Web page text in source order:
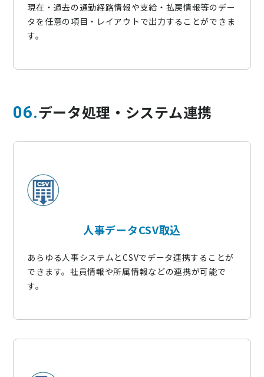
現在・過去の通勤経路情報や支給・払戻情報等のデー
タを任意の項目・レイアウトで出力することができま
す。
06 データ処理・システム連携
人事データCSV取込
あらゆる人事システムとCSVでデータ連携することが
できます。社員情報や所属情報などの連携が可能で
す。